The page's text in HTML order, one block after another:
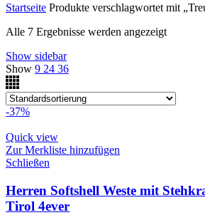
Startseite Produkte verschlagwortet mit
Alle 7 Ergebnisse werden angezeigt
Show sidebar
Show 9 24 36
-37%
Quick view
Zur Merkliste hinzufügen
Schließen
Herren Softshell Weste mit
Tirol 4ever